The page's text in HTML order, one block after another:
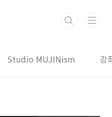
Studio MUJINism 강